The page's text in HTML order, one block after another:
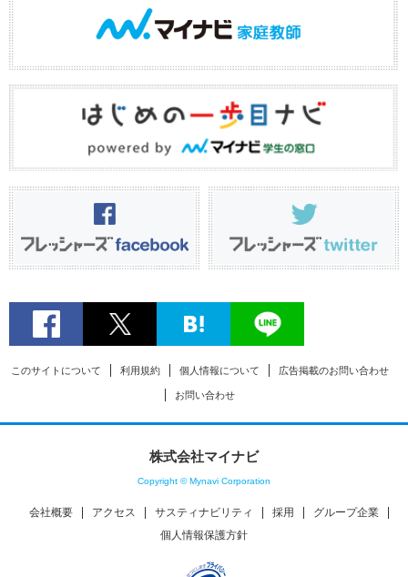
このサイトについて 利用規約 個人情報について 広告掲載のお問い合わせ
お問い合わせ
株式会社マイナビ
Copyright © Mynavi Corporation
会社概要 アクセス サスティナビリティ 採用
グループ企業
個人情報保護方針